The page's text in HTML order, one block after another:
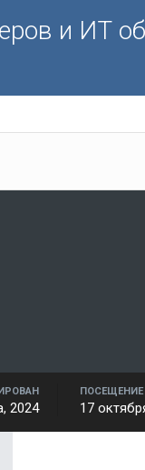
и ИТ
2024
ПОСЕЩЕНИЕ
17